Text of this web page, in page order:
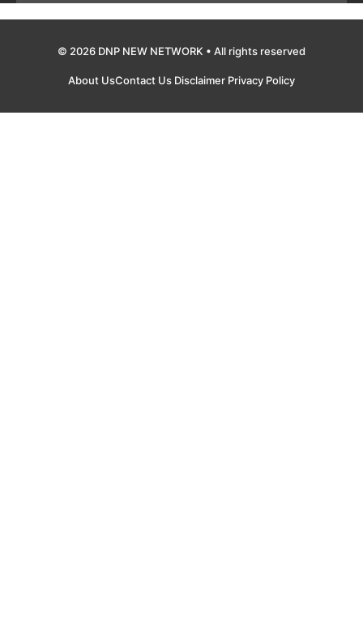
© 2026 DNP NEW NETWORK • All rights reserved
About UsContact Us Disclaimer Privacy Policy